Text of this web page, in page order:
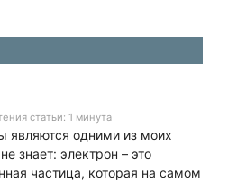
статьи: 1 минута
являются одними из моих
знает: электрон – это
частица, которая на самом